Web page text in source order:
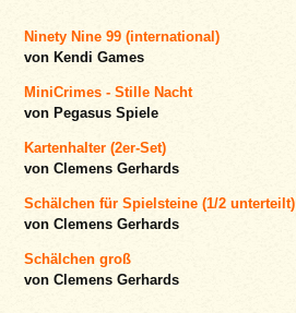
Ninety Nine 99 (international)
von Kendi Games
MiniCrimes - Stille Nacht
von Pegasus Spiele
Kartenhalter (2er-Set)
von Clemens Gerhards
Schälchen für Spielsteine (1/2 unterteilt)
von Clemens Gerhards
Schälchen groß
von Clemens Gerhards